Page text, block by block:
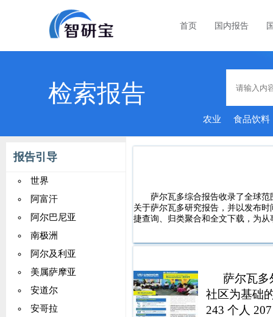
首页 国内报告
检索报告
农业 食品饮料
报告引导
世界
阿富汗
阿尔巴尼亚
南极洲
阿尔及利亚
美属萨摩亚
安道尔
安哥拉
萨尔瓦多综合报告收录了全球
关于萨尔瓦多研究报告，并以发布
捷查询、归类聚合和全文下载，为
萨尔瓦多
社区为基础
243 个人